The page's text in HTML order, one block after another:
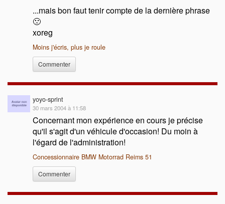
...mais bon faut tenir compte de la dernière phrase
🙁
xoreg
Moins j'écris, plus je roule
Commenter
yoyo-sprint
30 mars 2004 à 11:58
Concernant mon expérience en cours je précise
qu'il s'agit d'un véhicule d'occasion! Du moin à
l'égard de l'administration!
Concessionnaire BMW Motorrad Reims 51
Commenter